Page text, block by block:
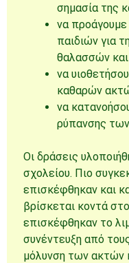
σημασία της
να
παιδιών για
θαλασσών
να
καθαρών
να
ρύπανσης
Οι δράσεις
σχολείου. Πιο
επισκέφθηκαν και
βρίσκεται κοντά
επισκέφθηκαν το
συνέντευξη από
μόλυνση των ακτών